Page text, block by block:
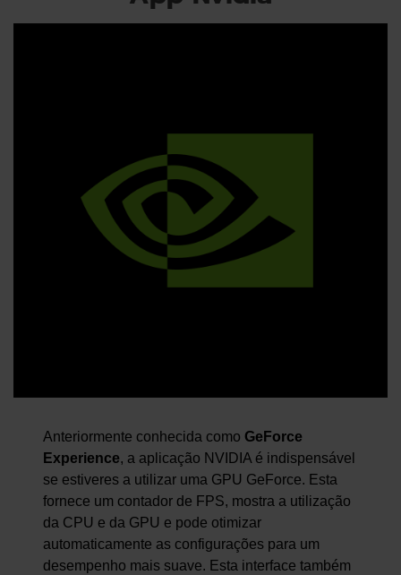
Anteriormente conhecida como GeForce
Experience, a aplicação NVIDIA é indispensável
se estiveres a utilizar uma GPU GeForce. Esta
fornece um contador de FPS, mostra a utilização
da CPU e da GPU e pode otimizar
automaticamente as configurações para um
desempenho mais suave. Esta interface também